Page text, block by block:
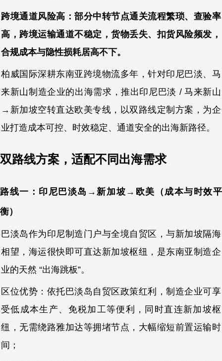
跨境通道风险高：部分中转节点通关流程繁琐、查验率
高，跨境运输通道不稳定，货物丢失、扣货风险频发，
合规成本与隐性损耗居高不下。
柏威国际深耕东南亚跨境物流多年，针对印尼巴淡、马
来新山制造企业的出海需求，推出印尼巴淡 / 马来新山
→新加坡空转直达欧美专线，以双路线定制方案，为企
业打造成本可控、时效稳定、通道安全的出海新路径。
双路线方案，适配不同出海需求
路线一：印尼巴淡岛→新加坡→欧美（成本与时效平
衡）
巴淡岛作为印尼制造门户与全境自贸区，与新加坡隔海
相望，海运很快即可直达新加坡枢纽，是东南亚制造企
业的天然 “出海跳板”。
区位优势：依托巴淡岛自贸区政策红利，制造企业可享
受低成本生产、免税加工等便利，同时直连新加坡枢
纽，无需绕路雅加达等拥堵节点，大幅缩短前置运输时
间；